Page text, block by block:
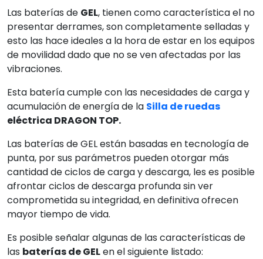
Las baterías de GEL, tienen como característica el no
presentar derrames, son completamente selladas y
esto las hace ideales a la hora de estar en los equipos
de movilidad dado que no se ven afectadas por las
vibraciones.
Esta batería cumple con las necesidades de carga y
acumulación de energía de la Silla de ruedas
eléctrica DRAGON TOP.
Las baterías de GEL están basadas en tecnología de
punta, por sus parámetros pueden otorgar más
cantidad de ciclos de carga y descarga, les es posible
afrontar ciclos de descarga profunda sin ver
comprometida su integridad, en definitiva ofrecen
mayor tiempo de vida.
Es posible señalar algunas de las características de
las baterías de GELen el siguiente listado: